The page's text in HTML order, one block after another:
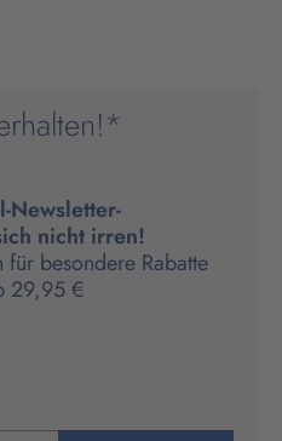
Newsletter-
nicht irren!
besondere Rabatte
29,95 €